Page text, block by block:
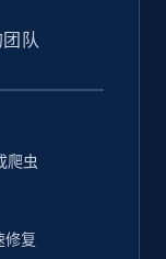
队
爬虫
修复